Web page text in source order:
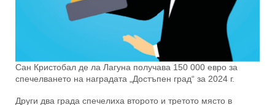
Сан Кристобал де ла Лагуна получава 150 000 евро за
спечелването на наградата „Достъпен град“ за 2024 г.
Други два града спечелиха второто и третото място в